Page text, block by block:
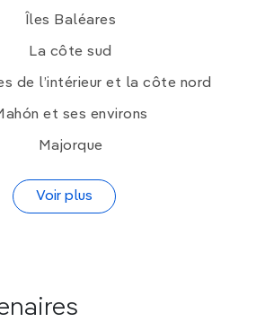
Îles Baléares
La côte sud
de l’intérieur et la côte nord
et ses environs
Majorque
Voir plus